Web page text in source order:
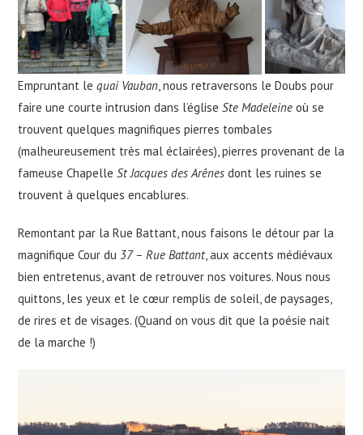
Empruntant lequai Vauban, nous retraversons le Doubs pour
faire une courte intrusion dans l’égliseSte Madeleine où se
trouvent quelques magnifiques pierres tombales
(malheureusement très mal éclairées), pierres provenant de la
fameuse ChapelleSt Jacques des Arênes dont les ruines se
trouvent à quelques encablures.
Remontant par la Rue Battant, nous faisons le détour par la
magnifique Cour du37 – Rue Battant, aux accents médiévaux
bien entretenus, avant de retrouver nos voitures. Nous nous
quittons, les yeux et le cœur remplis de soleil, de paysages,
de rires et de visages. (Quand on vous dit que la poésie nait
de la marche !)